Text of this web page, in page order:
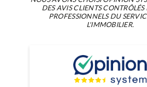
DES AVIS CLIENTS CONTRÔLÉS
PROFESSIONNELS DU
L'IMMOBILIER.